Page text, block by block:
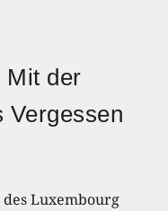
Mit der
Vergessen
Luxembourg